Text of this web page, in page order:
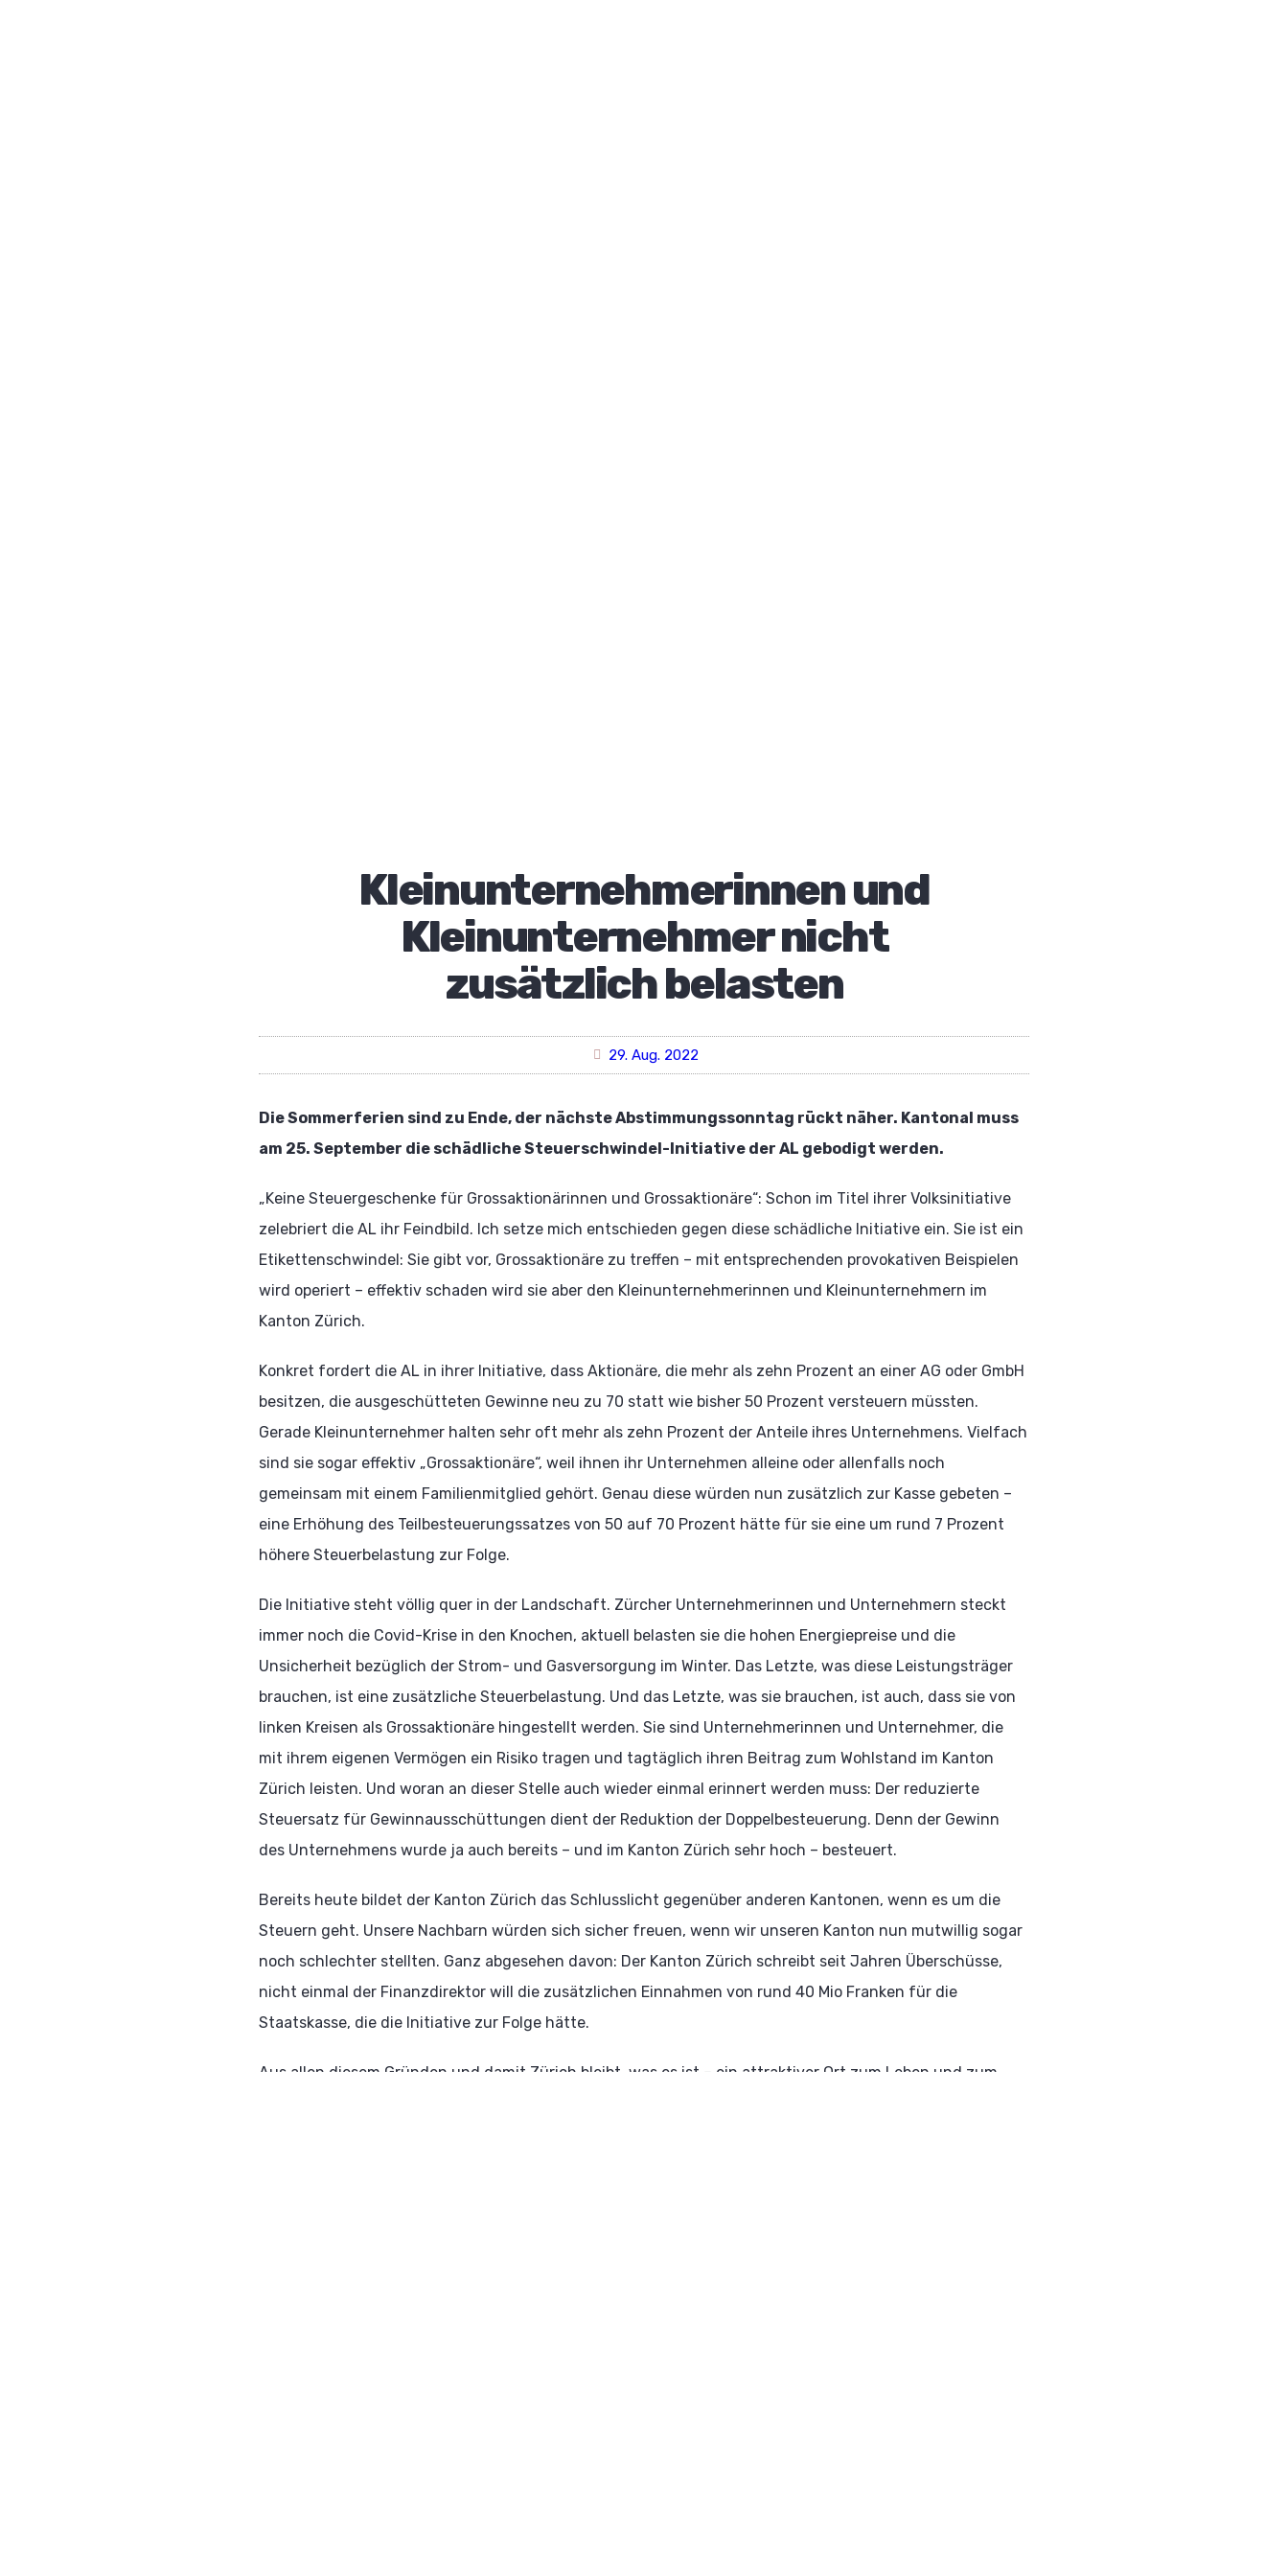
Kleinunternehmerinnen und
Kleinunternehmer nicht
zusätzlich belasten
29. Aug. 2022
Die Sommerferien sind zu Ende, der nächste Abstimmungssonntag rückt näher. Kantonal muss
am 25. September die schädliche Steuerschwindel-Initiative der AL gebodigt werden.
„Keine Steuergeschenke für Grossaktionärinnen und Grossaktionäre“: Schon im Titel ihrer Volksinitiative
zelebriert die AL ihr Feindbild. Ich setze mich entschieden gegen diese schädliche Initiative ein. Sie ist ein
Etikettenschwindel: Sie gibt vor, Grossaktionäre zu treffen – mit entsprechenden provokativen Beispielen
wird operiert – effektiv schaden wird sie aber den Kleinunternehmerinnen und Kleinunternehmern im
Kanton Zürich.
Konkret fordert die AL in ihrer Initiative, dass Aktionäre, die mehr als zehn Prozent an einer AG oder GmbH
besitzen, die ausgeschütteten Gewinne neu zu 70 statt wie bisher 50 Prozent versteuern müssten.
Gerade Kleinunternehmer halten sehr oft mehr als zehn Prozent der Anteile ihres Unternehmens. Vielfach
sind sie sogar effektiv „Grossaktionäre“, weil ihnen ihr Unternehmen alleine oder allenfalls noch
gemeinsam mit einem Familienmitglied gehört. Genau diese würden nun zusätzlich zur Kasse gebeten –
eine Erhöhung des Teilbesteuerungssatzes von 50 auf 70 Prozent hätte für sie eine um rund 7 Prozent
höhere Steuerbelastung zur Folge.
Die Initiative steht völlig quer in der Landschaft. Zürcher Unternehmerinnen und Unternehmern steckt
immer noch die Covid-Krise in den Knochen, aktuell belasten sie die hohen Energiepreise und die
Unsicherheit bezüglich der Strom- und Gasversorgung im Winter. Das Letzte, was diese Leistungsträger
brauchen, ist eine zusätzliche Steuerbelastung. Und das Letzte, was sie brauchen, ist auch, dass sie von
linken Kreisen als Grossaktionäre hingestellt werden. Sie sind Unternehmerinnen und Unternehmer, die
mit ihrem eigenen Vermögen ein Risiko tragen und tagtäglich ihren Beitrag zum Wohlstand im Kanton
Zürich leisten. Und woran an dieser Stelle auch wieder einmal erinnert werden muss: Der reduzierte
Steuersatz für Gewinnausschüttungen dient der Reduktion der Doppelbesteuerung. Denn der Gewinn
des Unternehmens wurde ja auch bereits – und im Kanton Zürich sehr hoch – besteuert.
Bereits heute bildet der Kanton Zürich das Schlusslicht gegenüber anderen Kantonen, wenn es um die
Steuern geht. Unsere Nachbarn würden sich sicher freuen, wenn wir unseren Kanton nun mutwillig sogar
noch schlechter stellten. Ganz abgesehen davon: Der Kanton Zürich schreibt seit Jahren Überschüsse,
nicht einmal der Finanzdirektor will die zusätzlichen Einnahmen von rund 40 Mio Franken für die
Staatskasse, die die Initiative zur Folge hätte.
Aus allen diesem Gründen und damit Zürich bleibt, was es ist – ein attraktiver Ort zum Leben und zum